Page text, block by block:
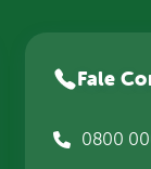
Fale
0800